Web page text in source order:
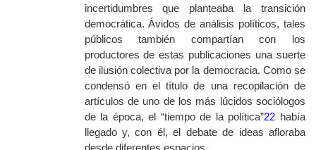
incertidumbres que planteaba la transición
democrática. Ávidos de análisis políticos, tales
públicos también compartían con los
productores de estas publicaciones una suerte
de ilusión colectiva por la democracia. Como se
condensó en el título de una recopilación de
artículos de uno de los más lúcidos sociólogos
de la época, el “tiempo de la política”22 había
llegado y, con él, el debate de ideas afloraba
desde diferentes espacios.